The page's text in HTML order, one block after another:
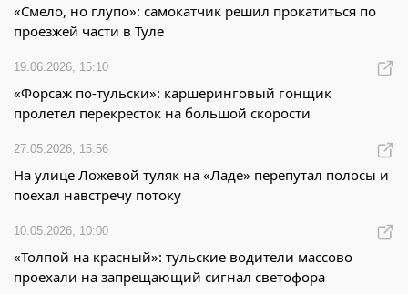
«Смело, но глупо»: самокатчик решил прокатиться по
проезжей части в Туле
19.06.2026, 15:10
«Форсаж по-тульски»: каршеринговый гонщик
пролетел перекресток на большой скорости
27.05.2026, 15:56
На улице Ложевой туляк на «Ладе» перепутал полосы и
поехал навстречу потоку
10.05.2026, 10:00
«Толпой на красный»: тульские водители массово
проехали на запрещающий сигнал светофора